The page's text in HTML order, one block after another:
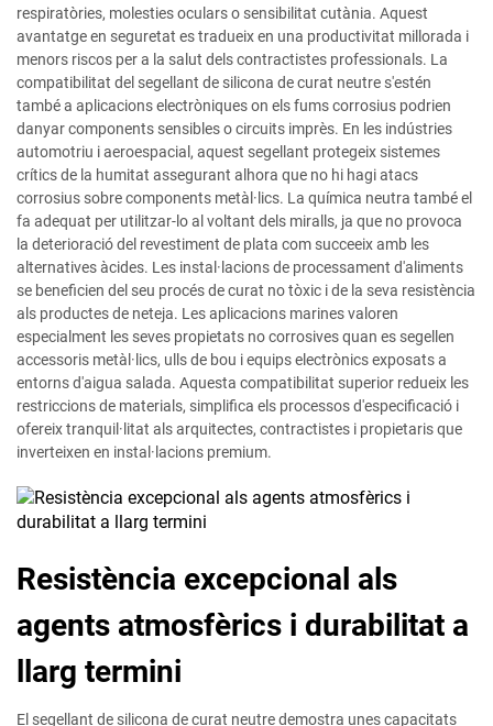
respiratòries, molesties oculars o sensibilitat cutània. Aquest
avantatge en seguretat es tradueix en una productivitat millorada i
menors riscos per a la salut dels contractistes professionals. La
compatibilitat del segellant de silicona de curat neutre s'estén
també a aplicacions electròniques on els fums corrosius podrien
danyar components sensibles o circuits imprès. En les indústries
automotriu i aeroespacial, aquest segellant protegeix sistemes
crítics de la humitat assegurant alhora que no hi hagi atacs
corrosius sobre components metàl·lics. La química neutra també el
fa adequat per utilitzar-lo al voltant dels miralls, ja que no provoca
la deterioració del revestiment de plata com succeeix amb les
alternatives àcides. Les instal·lacions de processament d'aliments
se beneficien del seu procés de curat no tòxic i de la seva resistència
als productes de neteja. Les aplicacions marines valoren
especialment les seves propietats no corrosives quan es segellen
accessoris metàl·lics, ulls de bou i equips electrònics exposats a
entorns d'aigua salada. Aquesta compatibilitat superior redueix les
restriccions de materials, simplifica els processos d'especificació i
ofereix tranquil·litat als arquitectes, contractistes i propietaris que
inverteixen en instal·lacions premium.
Resistència excepcional als
agents atmosfèrics i durabilitat a
llarg termini
El segellant de silicona de curat neutre demostra unes capacitats